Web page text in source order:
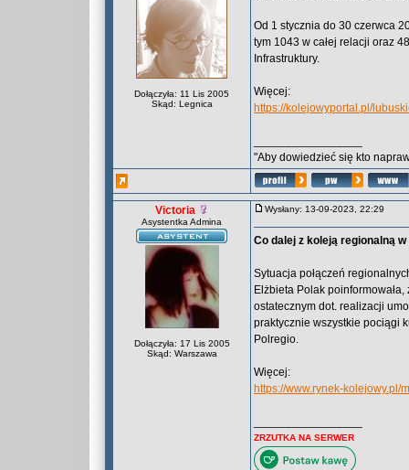
Dołączyła: 11 Lis 2005
Skąd: Legnica
Od 1 stycznia do 30 czerwca
tym 1043 w całej relacji oraz
Infrastruktury.
Więcej:
https://kolejowyportal.pl/
"Aby dowiedzieć się kto
Victoria
Asystentka Admina
Dołączyła: 17 Lis 2005
Skąd: Warszawa
Wysłany: 13-09-2023, 22:29
Co dalej z koleją regionalną
Sytuacja połączeń
Elżbieta Polak
ostatecznym dot. realizacji
praktycznie wszystkie pociągi
Polregio.
Więcej:
https://www.rynek-
ZRZUTKA NA SERWER